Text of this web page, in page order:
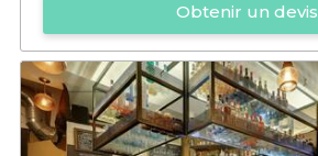
Obtenir un devis